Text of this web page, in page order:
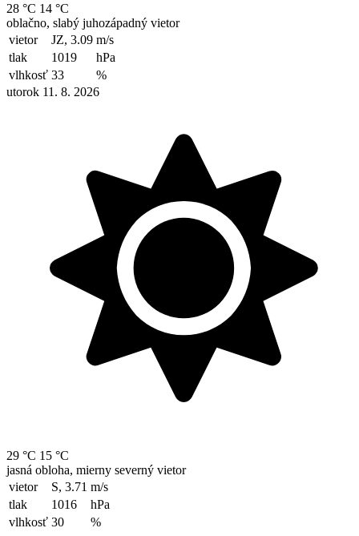
28 °C 14 °C
oblačno, slabý juhozápadný vietor
vietor
JZ, 3.09 m/s
tlak
1019
hPa
vlhkosť 33
%
utorok 11. 8. 2026
29 °C 15 °C
jasná obloha, mierny severný vietor
vietor
S, 3.71 m/s
tlak
1016
hPa
vlhkosť 30 %